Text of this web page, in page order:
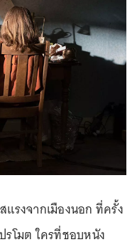
แรงจากเมืองนอก ที่ครั้ง
รโมต ใครที่ชอบหนัง